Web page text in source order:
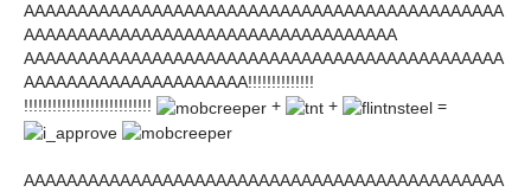
ААААААААААААААААААААААААААААААААААААААААААААА
ААААААААААААААААААААААААААААААААААА
ААААААААААААААААААААААААААААААААААААААААААААА
ААААААААААААААААААААА!!!!!!!!!!!!!!
!!!!!!!!!!!!!!!!!!!!!!!!!!!
+ + =
ААААААААААААААААААААААААААААААААААААААААААААА